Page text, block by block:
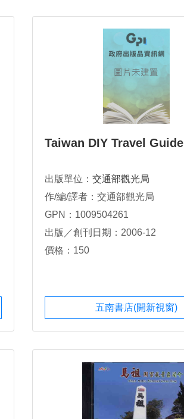
Taiwan DIY Travel Guide
出版單位： 交通部觀光局
作/編/譯者：交通部觀光局
GPN：1009504261
出版／創刊日期：2006-12
價格：150
五南書店(開新視窗)